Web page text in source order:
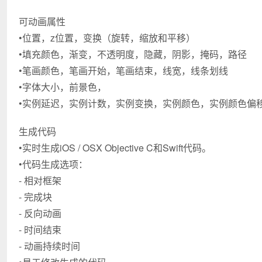
可动画属性
•位置，z位置，变换（旋转，缩放和平移）
•填充颜色，渐变，不透明度，隐藏，阴影，掩码，路径
•笔画颜色，笔画开始，笔画结束，线宽，线条划线
•字体大小，前景色，
•实例延迟，实例计数，实例变换，实例颜色，实例颜色偏
生成代码
•实时生成iOS / OSX Objective C和Swift代码。
•代码生成选项：
- 相对框架
- 完成块
- 反向动画
- 时间结束
- 动画持续时间